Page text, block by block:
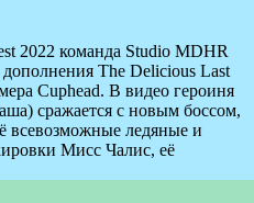
2022 команда Studio MDHR
The Delicious Last
Cuphead. В видео героиня
сражается с новым боссом,
всевозможные ледяные и
Мисс Чалис, её